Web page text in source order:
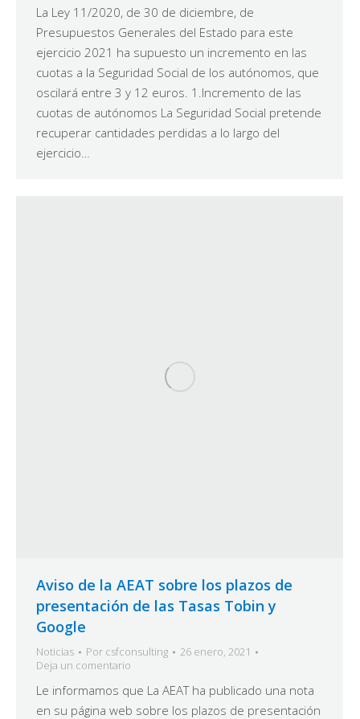
La Ley 11/2020, de 30 de diciembre, de
Presupuestos Generales del Estado para este
ejercicio 2021 ha supuesto un incremento en las
cuotas a la Seguridad Social de los autónomos, que
oscilará entre 3 y 12 euros. 1.Incremento de las
cuotas de autónomos La Seguridad Social pretende
recuperar cantidades perdidas a lo largo del
ejercicio…
Aviso de la AEAT sobre los plazos de
presentación de las Tasas Tobin y
Google
Noticias Por csfconsulting
26 enero, 2021
Deja un comentario
Le informamos que La AEAT ha publicado una nota
en su página web sobre los plazos de presentación